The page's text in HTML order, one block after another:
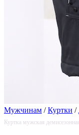
Мужчинам / Куртки /
Куртка мужская